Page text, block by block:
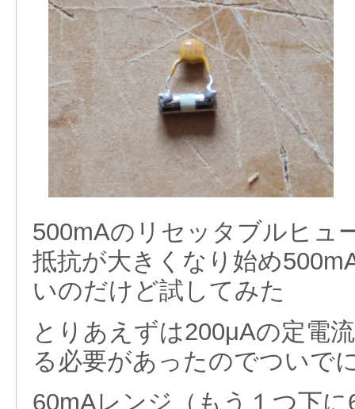
500mAのリセッタブルヒュ
抵抗が大きくなり始め
いのだけど試してみた
とりあえずは200μAの定電
る必要があったのでついで
60mAレンジ（もう１つ下